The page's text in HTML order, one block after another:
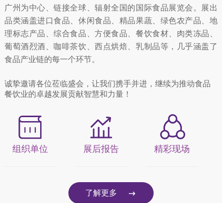
广州为中心、链接全球、辐射全国的国际食品展览会。展出
品类涵盖进口食品、休闲食品、精品果蔬、绿色农产品、地
理标志产品、综合食品、方便食品、餐饮食材、肉类冻品、
葡萄酒烈酒、咖啡茶饮、西点烘焙、乳制品等，几乎涵盖了
食品产业链的每一个环节。
诚挚邀请各位莅临盛会，让我们携手并进，继续为推动食品
餐饮业的卓越发展贡献智慧和力量！
组织单位 展后报告 精彩现场
了解更多